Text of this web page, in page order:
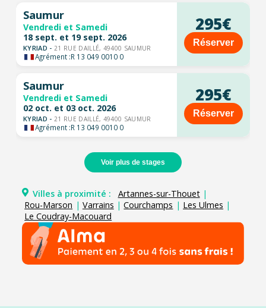
Saumur
Vendredi et Samedi
18 sept. et 19 sept. 2026
KYRIAD - 21 RUE DAILLÉ, 49400 SAUMUR
Agrément :R 13 049 0010 0
295€
Réserver
Saumur
Vendredi et Samedi
02 oct. et 03 oct. 2026
KYRIAD - 21 RUE DAILLÉ, 49400 SAUMUR
Agrément :R 13 049 0010 0
295€
Réserver
Voir plus de stages
Villes à proximité : Artannes-sur-Thouet |
Rou-Marson | Varrains | Courchamps | Les Ulmes |
Le Coudray-Macouard